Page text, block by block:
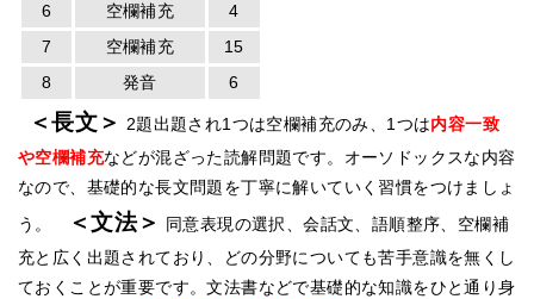
6
空欄補充
4
7
空欄補充
15
8
発音 6
＜長文＞ 2題出題され1つは空欄補充のみ、1つは内容一致
や空欄補充などが混ざった読解問題です。オーソドックスな内容
なので、基礎的な長文問題を丁寧に解いていく習慣をつけましょ
う。
＜文法＞
同意表現の選択、会話文、語順整序、空欄補
充と広く出題されており、どの分野についても苦手意識を無くし
ておくことが重要です。文法書などで基礎的な知識をひと通り身